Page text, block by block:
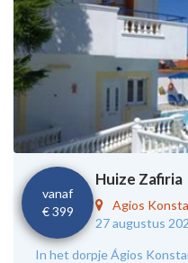
vanaf
€ 399
Huize Zafiria
Agios
27 augustus
In het dorpje Ágios